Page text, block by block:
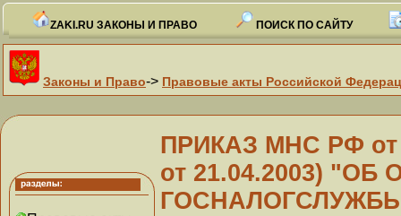
ZAKI.RU ЗАКОНЫ И ПРАВО ПОИСК ПО САЙТУ
Законы и Право-> Правовые акты Российской
ПРИКАЗ МНС РФ от
от 21.04.2003)
ГОСНАЛОГСЛУЖБЫ